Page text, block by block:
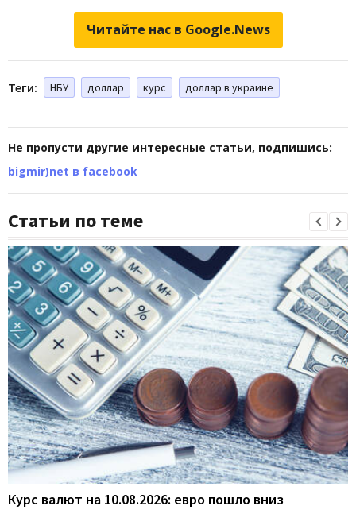
Читайте нас в Google.News
Теги: НБУ доллар курс доллар в украине
Не пропусти другие интересные статьи, подпишись:
bigmir)net в facebook
Статьи по теме
Курс валют на 10.08.2026: евро пошло вниз